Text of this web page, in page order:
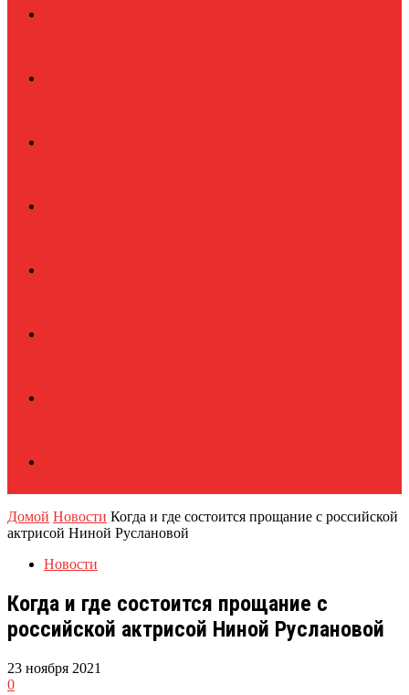
Домой Новости Когда и где состоится прощание с российской
актрисой Ниной Руслановой
Новости
Когда и где состоится прощание с
российской актрисой Ниной Руслановой
23 ноября 2021
0